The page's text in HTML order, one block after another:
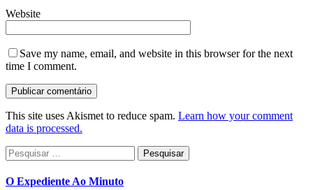
Website
Save my name, email, and website in this browser for the next
time I comment.
This site uses Akismet to reduce spam. Learn how your comment
data is processed.
Pesquisar
por:
O Expediente Ao Minuto